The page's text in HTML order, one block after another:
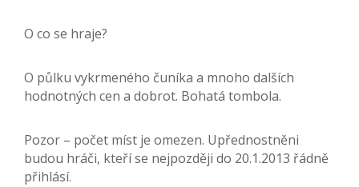
O co se hraje?
O půlku vykrmeného čuníka a mnoho dalších
hodnotných cen a dobrot. Bohatá tombola.
Pozor – počet míst je omezen. Upřednostněni
budou hráči, kteří se nejpozději do 20.1.2013 řádně
přihlásí.